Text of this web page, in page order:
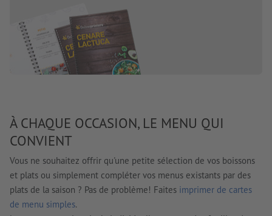
À CHAQUE OCCASION, LE MENU QUI
CONVIENT
Vous ne souhaitez offrir qu'une petite sélection de vos boissons
et plats ou simplement compléter vos menus existants par des
plats de la saison ? Pas de problème! Faites imprimer de cartes
de menu simples.